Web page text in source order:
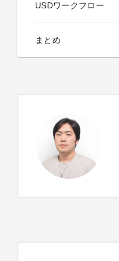
USDワークフロー
まとめ